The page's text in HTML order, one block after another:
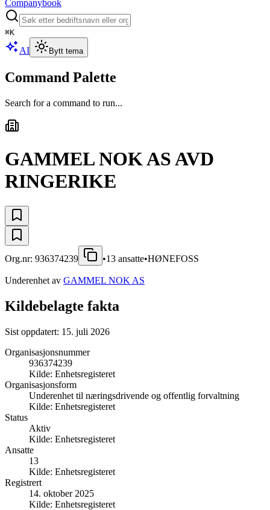
Companybook
⌘K
AI Bytt tema
Command Palette
Search for a command to run...
GAMMEL NOK AS AVD
RINGERIKE
Org.nr: 936374239 •13 ansatte•HØNEFOSS
Underenhet av GAMMEL NOK AS
Kildebelagte fakta
Sist oppdatert: 15. juli 2026
Organisasjonsnummer
936374239
Kilde: Enhetsregisteret
Organisasjonsform
Underenhet til næringsdrivende og offentlig forvaltning
Kilde: Enhetsregisteret
Status
Aktiv
Kilde: Enhetsregisteret
Ansatte
13
Kilde: Enhetsregisteret
Registrert
14. oktober 2025
Kilde: Enhetsregisteret